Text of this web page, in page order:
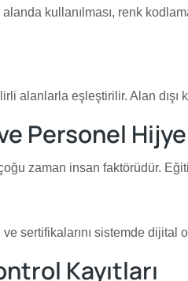
kullanılması, renk
alanlarla eşleştirilir. Alan
Personel
zaman insan faktörüdür.
sertifikalarını sistemde
Kayıtları